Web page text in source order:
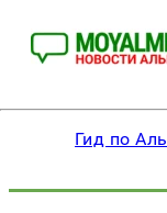
Гид по